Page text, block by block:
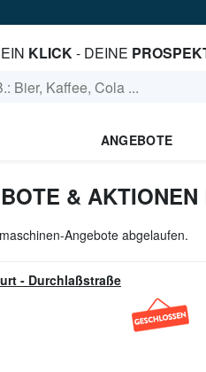
EIN KLICK- DEINE
ANGEBOTE
& AKTIONEN
Angebote abgelaufen.
- Durchlaßstraße